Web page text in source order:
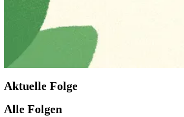
Aktuelle Folge
Alle Folgen